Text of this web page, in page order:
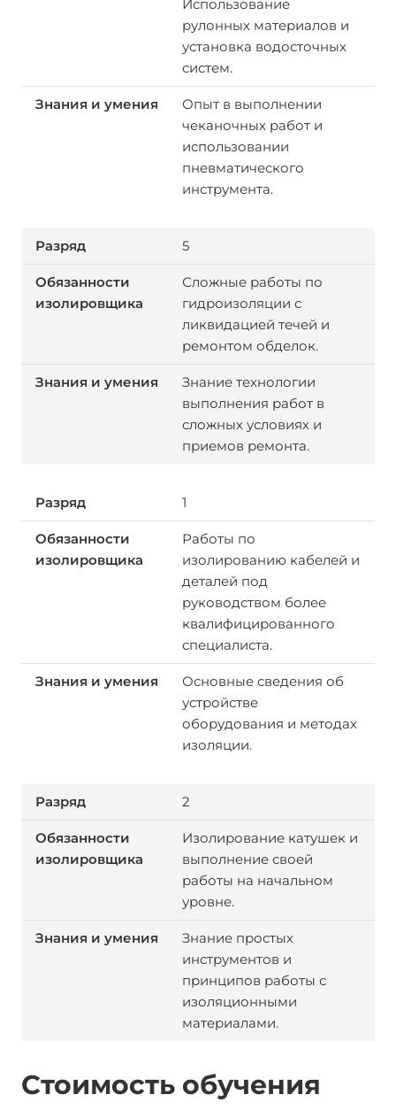
Использование
рулонных материалов и
установка водосточных
систем.
Опыт в выполнении
чеканочных работ и
использовании
пневматического
инструмента.
5
Сложные работы по
гидроизоляции с
ликвидацией течей и
ремонтом обделок.
Знание технологии
выполнения работ в
сложных условиях и
приемов ремонта.
1
Работы по
изолированию кабелей и
деталей под
руководством более
квалифицированного
специалиста.
Основные сведения об
устройстве
оборудования и методах
изоляции.
2
Изолирование катушек и
выполнение своей
работы на начальном
уровне.
Знание простых
инструментов и
принципов работы с
изоляционными
материалами.
Стоимость обучения